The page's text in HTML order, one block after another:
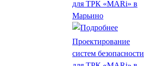
Проектирование
систем безопасности